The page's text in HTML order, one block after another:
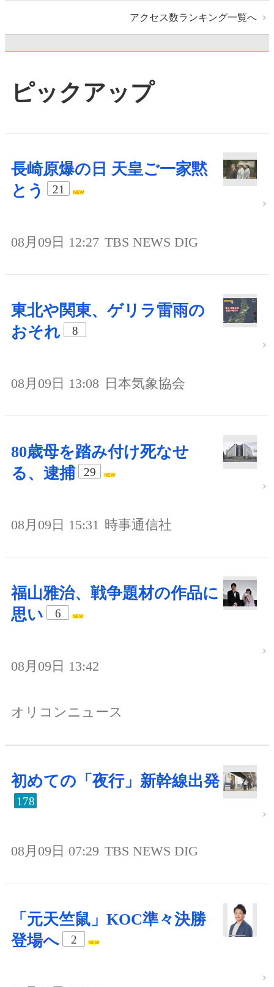
アクセス数ランキング一覧へ
ピックアップ
長崎原爆の日 天皇ご一家黙
とう
21
08月09日 12:27 TBS NEWS DIG
東北や関東、ゲリラ雷雨の
おそれ
8
08月09日 13:08 日本気象協会
80歳母を踏み付け死なせ
る、逮捕
29
08月09日 15:31 時事通信社
福山雅治、戦争題材の作品に
思い
6
08月09日 13:42
オリコンニュース
初めての「夜行」新幹線出発
178
08月09日 07:29 TBS NEWS DIG
「元天竺鼠」KOC準々決勝
登場へ
2